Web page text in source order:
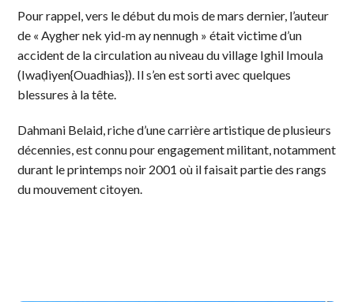
Pour rappel, vers le début du mois de mars dernier, l’auteur
de « Aygher nek yid-m ay nennugh » était victime d’un
accident de la circulation au niveau du village Ighil Imoula
(Iwaḍiyen{Ouadhias}). Il s’en est sorti avec quelques
blessures à la tête.
Dahmani Belaid, riche d’une carrière artistique de plusieurs
décennies, est connu pour engagement militant, notamment
durant le printemps noir 2001 où il faisait partie des rangs
du mouvement citoyen.